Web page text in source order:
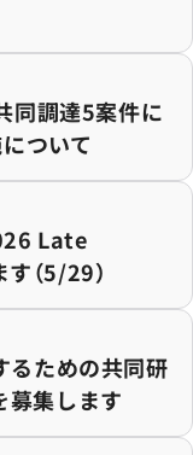
同調達5案件に
ついて
調達5案件に関する
Late
（5/29）
Spring」にCTO
るための共同研
募集します
の共同研究に参